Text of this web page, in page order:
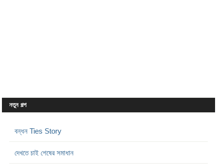
নতুন গল্প
বন্ধন Ties Story
দেখতে চাই শেষের সমাধান